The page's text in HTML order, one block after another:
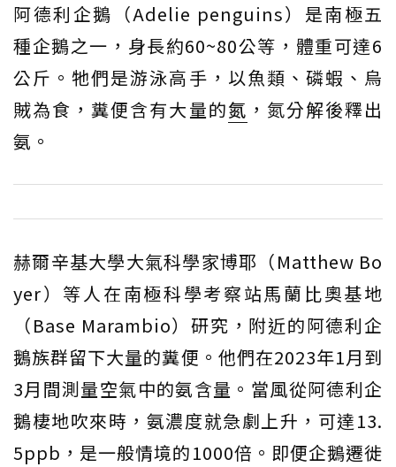
阿德利企鵝（Adelie penguins）是南極五
種企鵝之一，身長約60~80公等，體重可達6
公斤。牠們是游泳高手，以魚類、磷蝦、烏
賊為食，糞便含有大量的氮 ，氮分解後釋出
氨。
赫爾辛基大學大氣科學家博耶（Matthew Bo
yer）等人在南極科學考察站馬蘭比奧基地
（Base Marambio）研究，附近的阿德利企
鵝族群留下大量的糞便。他們在2023年1月到
3月間測量空氣中的氨含量。當風從阿德利企
鵝棲地吹來時，氨濃度就急劇上升，可達13.
5ppb，是一般情境的1000倍。即便企鵝遷徙